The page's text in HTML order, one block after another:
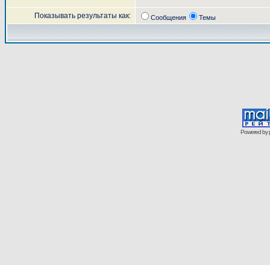
Показывать результаты как: Сообщения Темы
Powered by